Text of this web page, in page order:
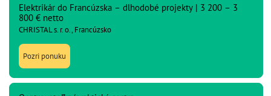
Elektrikár do Francúzska – dlhodobé projekty | 3 200 – 3
800 € netto
CHRISTAL s. r. o., Francúzsko
Pozri ponuku